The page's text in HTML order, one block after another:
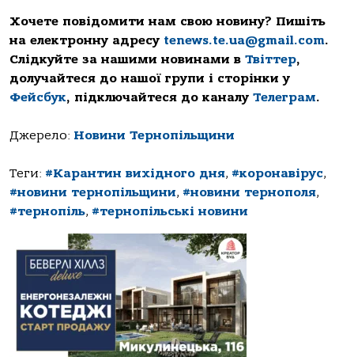
Хочете повідомити нам свою новину? Пишіть
на електронну адресу tenews.te.ua@gmail.com.
Слідкуйте за нашими новинами в Твіттер,
долучайтеся до нашої групи і сторінки у
Фейсбук, підключайтеся до каналу Телеграм.
Джерело: Новини Тернопільщини
Теги: #Карантин вихідного дня, #коронавірус,
#новини тернопільщини, #новини тернополя,
#тернопіль, #тернопільські новини